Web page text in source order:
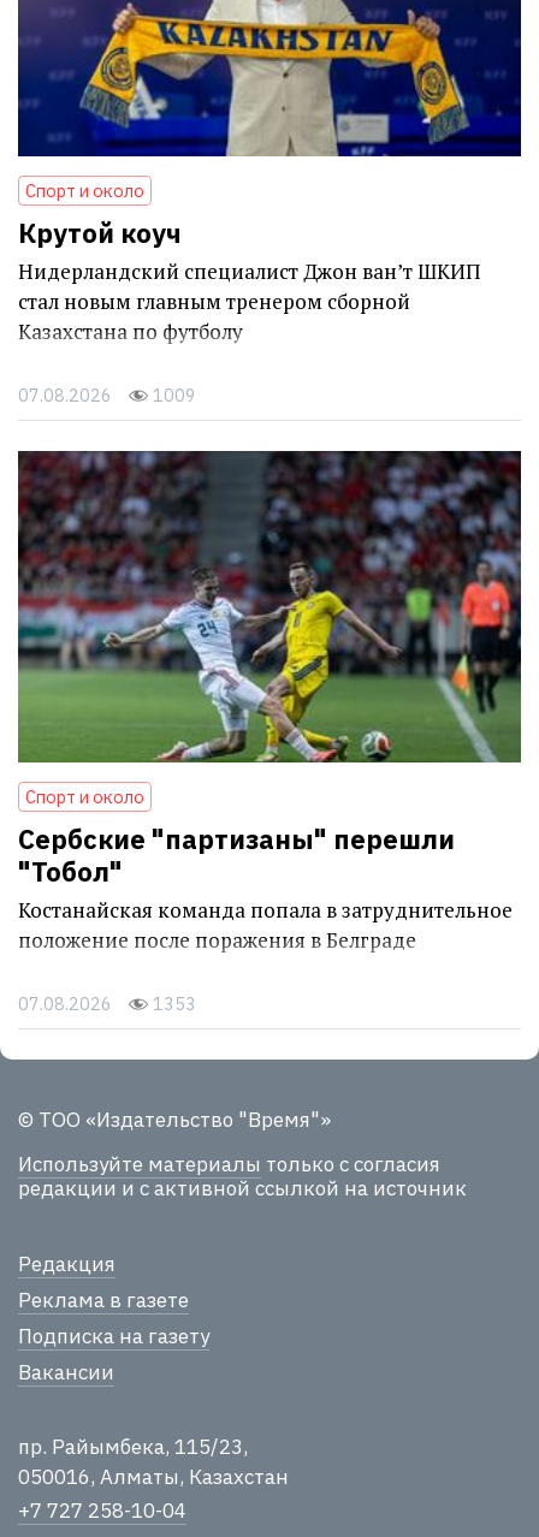
Спорт и около
Крутой коуч
Нидерландский специалист Джон ван’т ШКИП
стал новым главным тренером сборной
Казахстана по футболу
07.08.2026 1009
Спорт и около
Сербские "партизаны" перешли
"Тобол"
Костанайская команда попала в затруднительное
положение после поражения в Белграде
07.08.2026 1353
© ТОО «Издательство "Время"»
Используйте материалы только с согласия
редакции и с активной ссылкой на источник
Редакция
Реклама в газете
Подписка на газету
Вакансии
пр. Райымбека, 115/23,
050016, Алматы, Казахстан
+7 727 258-10-04